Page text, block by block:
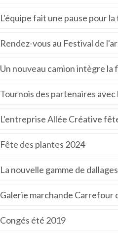
L'équipe fait une pause pour la
Rendez-vous au Festival de
Un nouveau camion intègre
Tournois des partenaires avec
L'entreprise Allée Créative
Fête des plantes 2024
La nouvelle gamme de
Galerie marchande Carrefour
Congés été 2019